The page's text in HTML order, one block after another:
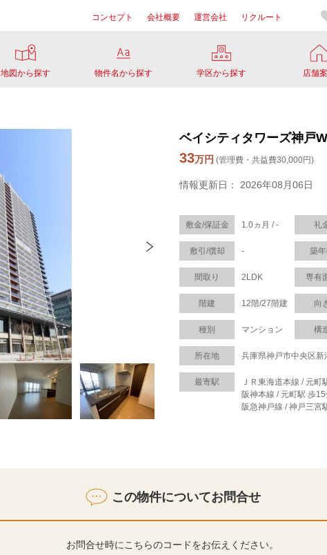
コンセプト 会社概要 運営会社 リクルート
地図から探す 物件名から探す 学区から探す 店舗
ベイシティタワーズ神戸
33万円 (管理費・共益費30,000円)
情報更新日： 2026年08月06日
敷金/保証金 1.0ヵ月 / - 礼
敷引/償却 - 築
間取り 2LDK 専有
階建 12階/27階建 向
種別 マンション 構
所在地 兵庫県神戸市中央区新
最寄駅
ＪＲ東海道本線 / 元町
阪神本線 / 元町駅 歩
阪急神戸線 / 神戸三宮
この物件についてお問合せ
お問合せ時にこちらのコードをお伝えください。